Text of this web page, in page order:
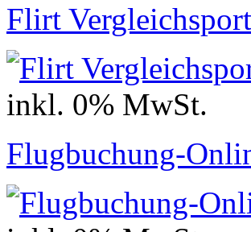
Flirt
inkl. 0% MwSt.
Flugbuchung-